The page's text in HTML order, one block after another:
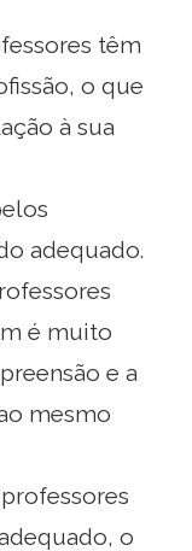
têm
o que
à sua
adequado.
é muito
e a
mesmo
o